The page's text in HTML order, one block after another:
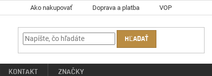
Ako nakupovať Doprava a platba VOP
HĽADAŤ
KONTAKT ZNAČKY